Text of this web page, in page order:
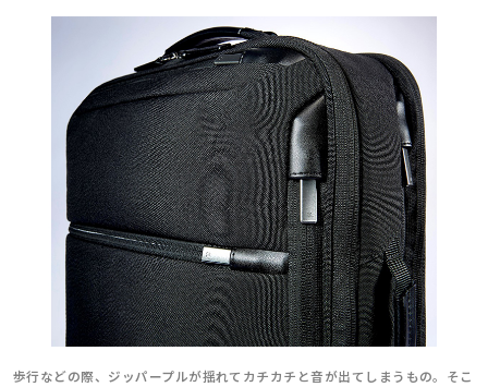
歩行などの際、ジッパープルが揺れてカチカチと音が出てしまうもの。そこ